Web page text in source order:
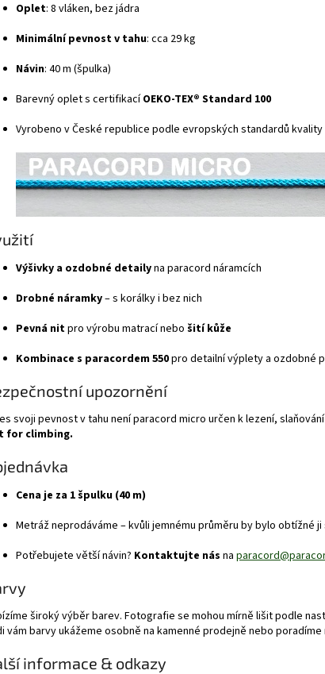
Oplet: 8 vláken, bez jádra
Minimální pevnost v tahu: cca 29 kg
Návin: 40 m (špulka)
Barevný oplet s certifikacíOEKO-TEX® Standard 100
Vyrobeno v České republice podle evropských standardů kvality
Výšivky a ozdobné detailyna paracord náramcích
Drobné náramky– s korálky i bez nich
Pevná nitpro výrobu matrací nebo šití kůže
Kombinace s paracordem 550pro detailní výplety a ozdobné
upozornění
svoji pevnost v tahu není paracord micro určen k lezení,
for climbing.
Cena je za 1 špulku (40 m)
Metráž neprodáváme – kvůli jemnému průměru by bylo obtížné
Potřebujete větší návin? Kontaktujte nás na
široký výběr barev. Fotografie se mohou mírně lišit podle
vám barvy ukážeme osobně na kamenné prodejně nebo
informace & odkazy